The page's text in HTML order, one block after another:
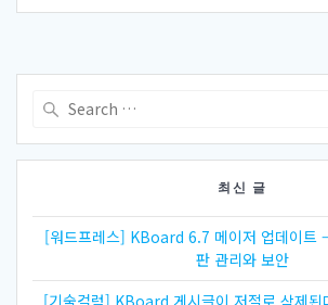
최신 글
[워드프레스] KBoard 6.7 메이저 업데이트
판 관리와 보안
[기술컬럼] KBoard 게시글이 저절로 삭제된